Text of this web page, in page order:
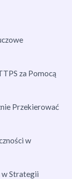
za Pomocą
Przekierować
w
w Strategii